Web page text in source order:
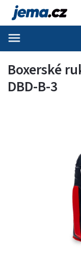
Boxerské
DBD-B-3